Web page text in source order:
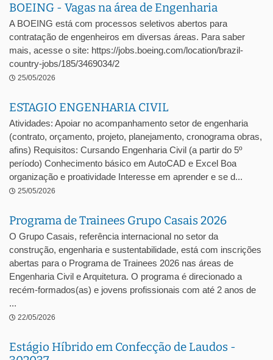
BOEING - Vagas na área de Engenharia
A BOEING está com processos seletivos abertos para
contratação de engenheiros em diversas áreas. Para saber
mais, acesse o site: https://jobs.boeing.com/location/brazil-
country-jobs/185/3469034/2
25/05/2026
ESTAGIO ENGENHARIA CIVIL
Atividades: Apoiar no acompanhamento setor de engenharia
(contrato, orçamento, projeto, planejamento, cronograma obras,
afins) Requisitos: Cursando Engenharia Civil (a partir do 5º
período) Conhecimento básico em AutoCAD e Excel Boa
organização e proatividade Interesse em aprender e se d...
25/05/2026
Programa de Trainees Grupo Casais 2026
O Grupo Casais, referência internacional no setor da
construção, engenharia e sustentabilidade, está com inscrições
abertas para o Programa de Trainees 2026 nas áreas de
Engenharia Civil e Arquitetura. O programa é direcionado a
recém-formados(as) e jovens profissionais com até 2 anos de
...
22/05/2026
Estágio Híbrido em Confecção de Laudos -